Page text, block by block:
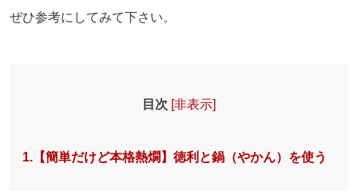
ぜひ参考にしてみて下さい。
目次 [非表示]
1.【簡単だけど本格熱燗】徳利と鍋（やかん）を使う